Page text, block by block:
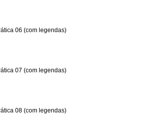
06 (com legendas)
07 (com legendas)
08 (com legendas)